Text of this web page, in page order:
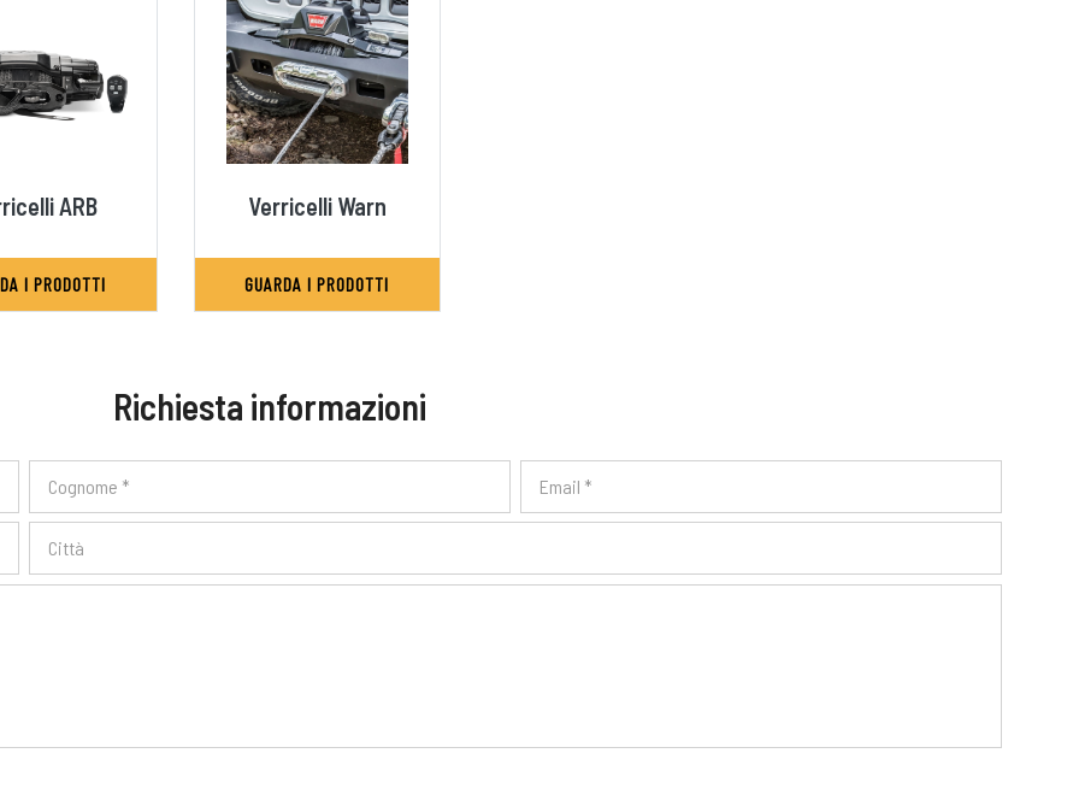
ARB
I PRODOTTI
Verricelli Warn
GUARDA I PRODOTTI
Richiesta informazioni